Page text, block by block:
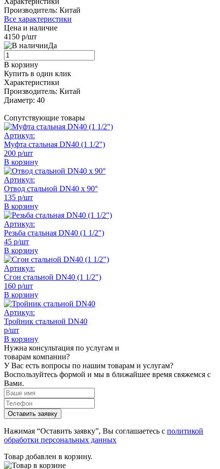
Производитель: Китай
Все характеристики
Цена и наличие
4150 р/шт
Да
В корзину
Купить в один клик
Характеристики
Производитель: Китай
Диаметр: 40
Сопутствующие товары
Артикул:
Муфта стальная DN40 (1 1/2")
200 р/шт
В корзину
Артикул:
Отвод стальной DN40 x 90°
135 р/шт
В корзину
Артикул:
Резьба стальная DN40 (1 1/2")
45 р/шт
В корзину
Артикул:
Сгон стальной DN40 (1 1/2")
160 р/шт
В корзину
Артикул:
Тройник стальной DN40
р/шт
В корзину
Нужна консультация по услугам и
товарам компании?
У Вас есть вопросы по нашим товарам и услугам?
Воспользуйтесь формой и мы в ближайшее время свяжемся с
Вами.
Нажимая “Оставить заявку”, Вы соглашаетесь с политикой
обработки персональных данных
Товар добавлен в корзину.